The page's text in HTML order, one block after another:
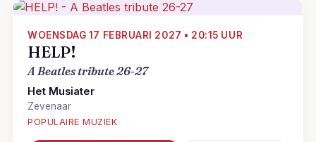
WOENSDAG 17 FEBRUARI 2027 • 20:15 UUR
HELP!
A Beatles tribute 26-27
Het Musiater
Zevenaar
POPULAIRE MUZIEK